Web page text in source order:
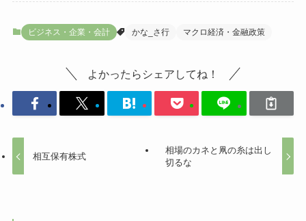
ビジネス・企業・会計 かな_さ行 マクロ経済・金融政策
よかったらシェアしてね！
相互保有株式
相場のカネと凧の糸は出し
切るな